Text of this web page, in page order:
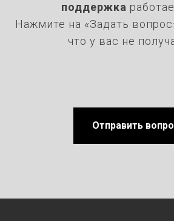
поддержка
Нажмите на «Задать
что у вас не
Отправить